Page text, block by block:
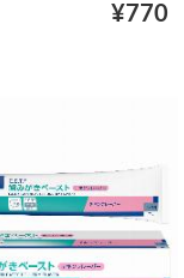
¥770